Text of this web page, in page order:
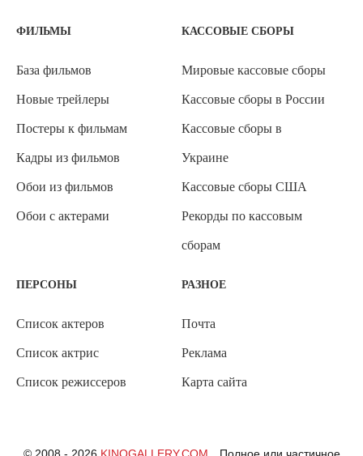
ФИЛЬМЫ
База фильмов
Новые трейлеры
Постеры к фильмам
Кадры из фильмов
Обои из фильмов
Обои с актерами
КАССОВЫЕ СБОРЫ
Мировые кассовые сборы
Кассовые сборы в России
Кассовые сборы в
Украине
Кассовые сборы США
Рекорды по кассовым
сборам
ПЕРСОНЫ
Список актеров
Список актрис
Список режиссеров
РАЗНОЕ
Почта
Реклама
Карта сайта